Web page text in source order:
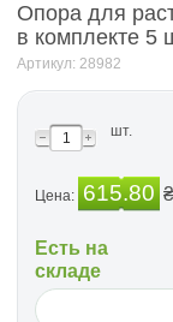
Опора для
в комплекте 5
Артикул: 28982
шт.
Цена: 615.80 ₴
Есть на
складе